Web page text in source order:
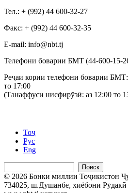
Тел.: + (992) 44 600-32-27
Факс: + (992) 44 600-32-35
Е-mail: info@nbt.tj
Телефони боварии БМТ (44-600-15-
Реҷаи кории телефони боварии
то 17:00
(Танаффуси нисфирӯзӣ: аз 12:00 то
Тоҷ
Рус
Eng
Поиск
© 2026 Бонки миллии Тоҷикистон
734025, ш.Душанбе, хиёбони Рӯдакӣ